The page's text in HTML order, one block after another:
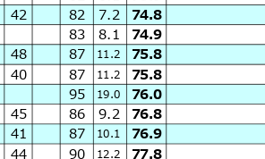
42 82 7.2 74.8
83 8.1 74.9
48 87 11.2 75.8
40 87 11.2
75.8
95 19.0
76.0
45 86 9.2
76.8
41 87 10.1
76.9
44 90 12.2 77.8